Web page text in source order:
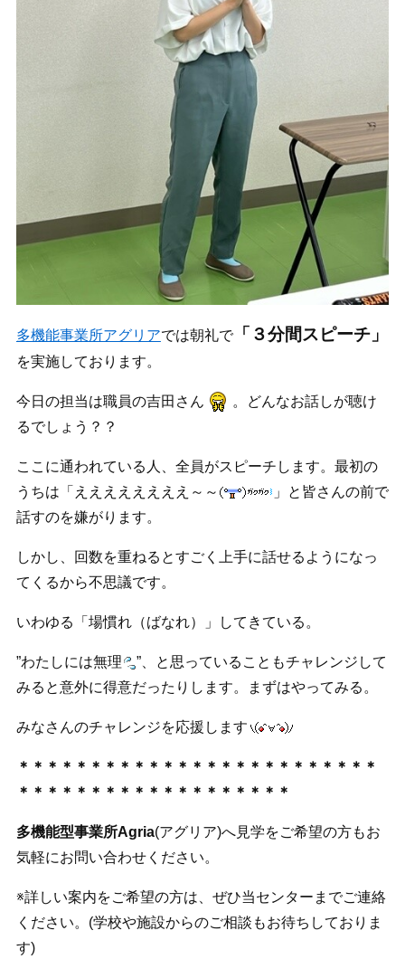
多機能事業所アグリアでは朝礼で「３分間スピーチ」
を実施しております。
今日の担当は職員の吉田さん
。どんなお話しが聴け
るでしょう？？
ここに通われている人、全員がスピーチします。最初の
うちは「ええええええええ～～
」と皆さんの前で
話すのを嫌がります。
しかし、回数を重ねるとすごく上手に話せるようになっ
てくるから不思議です。
いわゆる「場慣れ（ばなれ）」してきている。
”わたしには無理
”、と思っていることもチャレンジして
みると意外に得意だったりします。まずはやってみる。
みなさんのチャレンジを応援します
＊＊＊＊＊＊＊＊＊＊＊＊＊＊＊＊＊＊＊＊＊＊＊＊＊
＊＊＊＊＊＊＊＊＊＊＊＊＊＊＊＊＊＊＊
多機能型事業所Agria(アグリア)へ見学をご希望の方もお
気軽にお問い合わせください。
※詳しい案内をご希望の方は、ぜひ当センターまでご連絡
ください。(学校や施設からのご相談もお待ちしておりま
す)